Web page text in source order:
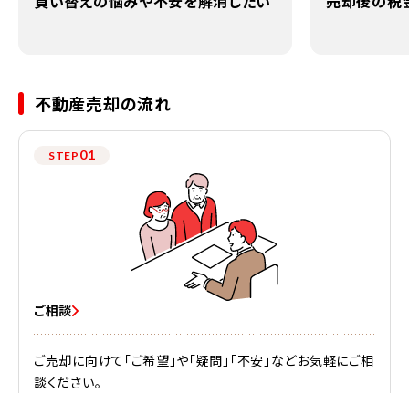
不動産売却の流れ
STEP 01
ご相談
ご売却に向けて「ご希望」や「疑問」「不安」などお気軽にご相
談ください。